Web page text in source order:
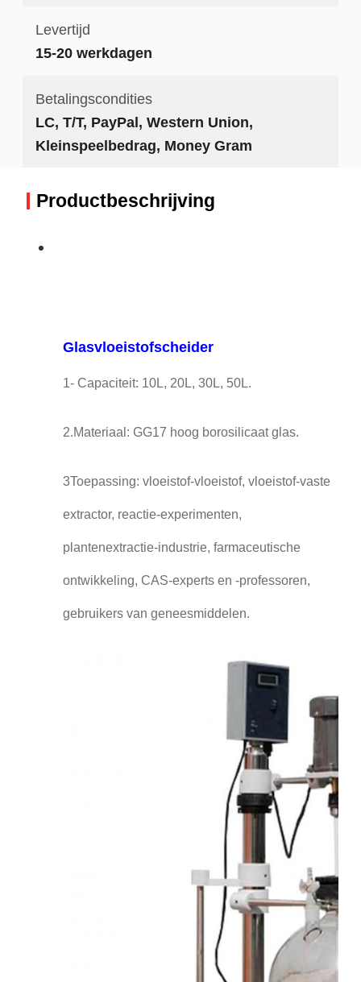
Levertijd
15-20 werkdagen
Betalingscondities
LC, T/T, PayPal, Western Union,
Kleinspeelbedrag, Money Gram
Productbeschrijving
Glasvloeistofscheider
1- Capaciteit: 10L, 20L, 30L, 50L.
2.Materiaal: GG17 hoog borosilicaat glas.
3Toepassing: vloeistof-vloeistof, vloeistof-vaste
extractor, reactie-experimenten,
plantenextractie-industrie, farmaceutische
ontwikkeling, CAS-experts en -professoren,
gebruikers van geneesmiddelen.